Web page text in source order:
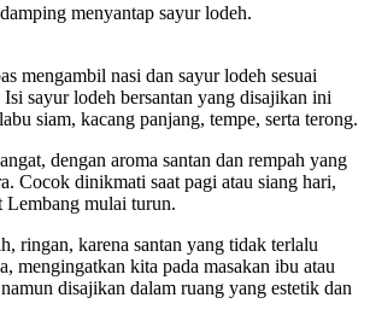
menyantap sayur lodeh.
mengambil nasi dan sayur lodeh sesuai
sayur lodeh bersantan yang disajikan ini
siam, kacang panjang, tempe, serta terong.
dengan aroma santan dan rempah yang
Cocok dinikmati saat pagi atau siang hari,
Lembang mulai turun.
ringan, karena santan yang tidak terlalu
mengingatkan kita pada masakan ibu atau
disajikan dalam ruang yang estetik dan